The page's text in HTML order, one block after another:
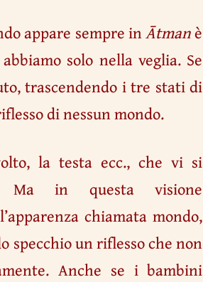
appare sempre inĀtmanè
solo nella veglia. Se
trascendendo i tre stati di
di nessun mondo.
la testa ecc., che vi si
Ma in questa visione
chiamata mondo,
specchio un riflesso che non
Anche se i bambini